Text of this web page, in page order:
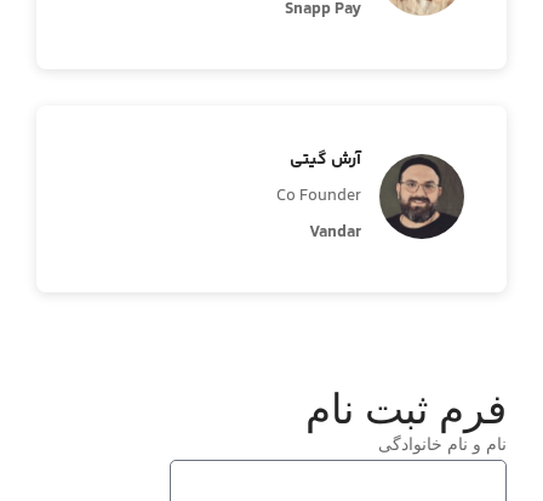
Snapp Pay
آرش گیتی
Co Founder
Vandar
فرم ثبت نام
نام و نام خانوادگی